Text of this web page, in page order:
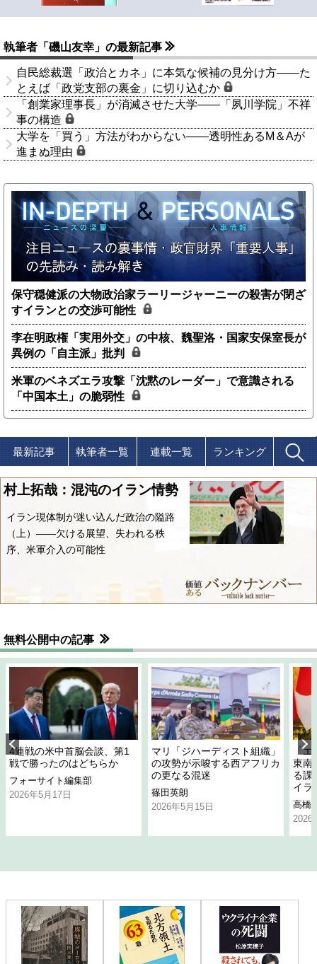
執筆者「磯山友幸」の最新記事
自民総裁選「政治とカネ」に本気な候補の見分け方――た
とえば「政党支部の裏金」に切り込むか
「創業家理事長」が消滅させた大学――「夙川学院」不祥
事の構造
大学を「買う」方法がわからない――透明性あるM＆Aが
進まぬ理由
保守穏健派の大物政治家ラーリージャーニーの殺害が閉ざ
すイランとの交渉可能性
李在明政権「実用外交」の中核、魏聖洛・国家安保室長が
異例の「自主派」批判
米軍のベネズエラ攻撃「沈黙のレーダー」で意識される
「中国本土」の脆弱性
最新記事 執筆者一覧 連載一覧 ランキング
村上拓哉：混沌のイラン情勢
イラン現体制が迷い込んだ政治の隘路
（上）――欠ける展望、失われる秩
序、米軍介入の可能性
無料公開中の記事
4連戦の米中首脳会談、第1
戦で勝ったのはどちらか
フォーサイト編集部
2026年5月17日
マリ「ジハーディスト組織」
の攻勢が示唆する西アフリカ
の更なる混迷
篠田英朗
2026年5月15日
「
東南
る課
イラ
高橋
2026